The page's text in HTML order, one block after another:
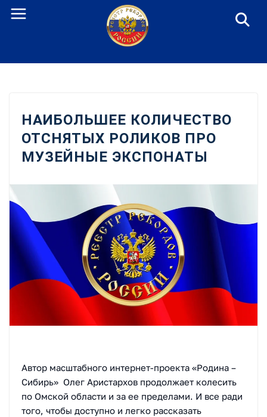
Перейти
НАИБОЛЬШЕЕ КОЛИЧЕСТВО
ОТСНЯТЫХ РОЛИКОВ ПРО
МУЗЕЙНЫЕ ЭКСПОНАТЫ
Автор масштабного интернет-проекта «Родина –
Сибирь» Олег Аристархов продолжает колесить
по Омской области и за ее пределами. И все ради
того, чтобы доступно и легко рассказать